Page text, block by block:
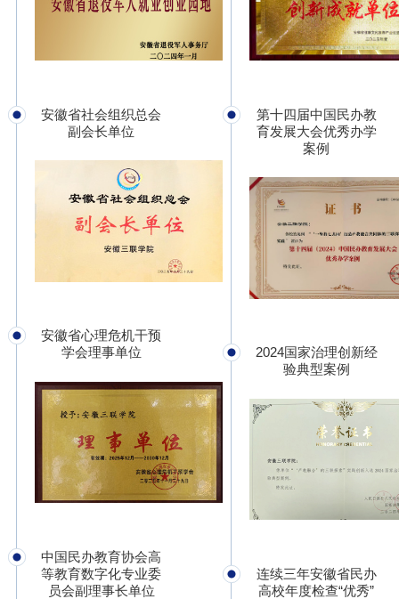
安徽省社会组织总会
副会长单位
安徽省心理危机干预
学会理事单位
中国民办教育协会高
等教育数字化专业委
员会副理事长单位
第十四届中国民办教
育发展大会优秀办学
案例
2024国家治理创新经
验典型案例
连续三年安徽省民办
高校年度检查“优秀”